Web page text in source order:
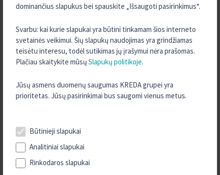
dominančius slapukus bei spauskite „Išsaugoti pasirinkimus“.
Svarbu: kai kurie slapukai yra būtini tinkamam šios interneto
svetainės veikimui. Šių slapukų naudojimas yra grindžiamas
teisėtu interesu, todėl sutikimas jų įrašymui nėra prašomas.
Plačiau skaitykite mūsų Slapukų politikoje.
Jūsų asmens duomenų saugumas KREDA grupei yra
prioritetas. Jūsų pasirinkimai bus saugomi vienus metus.
Būtinieji slapukai
Analitiniai slapukai
Rinkodaros slapukai
Ramių, jaukių Šv. Kalėdų!
Jūsų Kreda
APIE MUS
Šilalės kredito unija
Paskolų ir indėlių skaičiuoklės
Dokumentai